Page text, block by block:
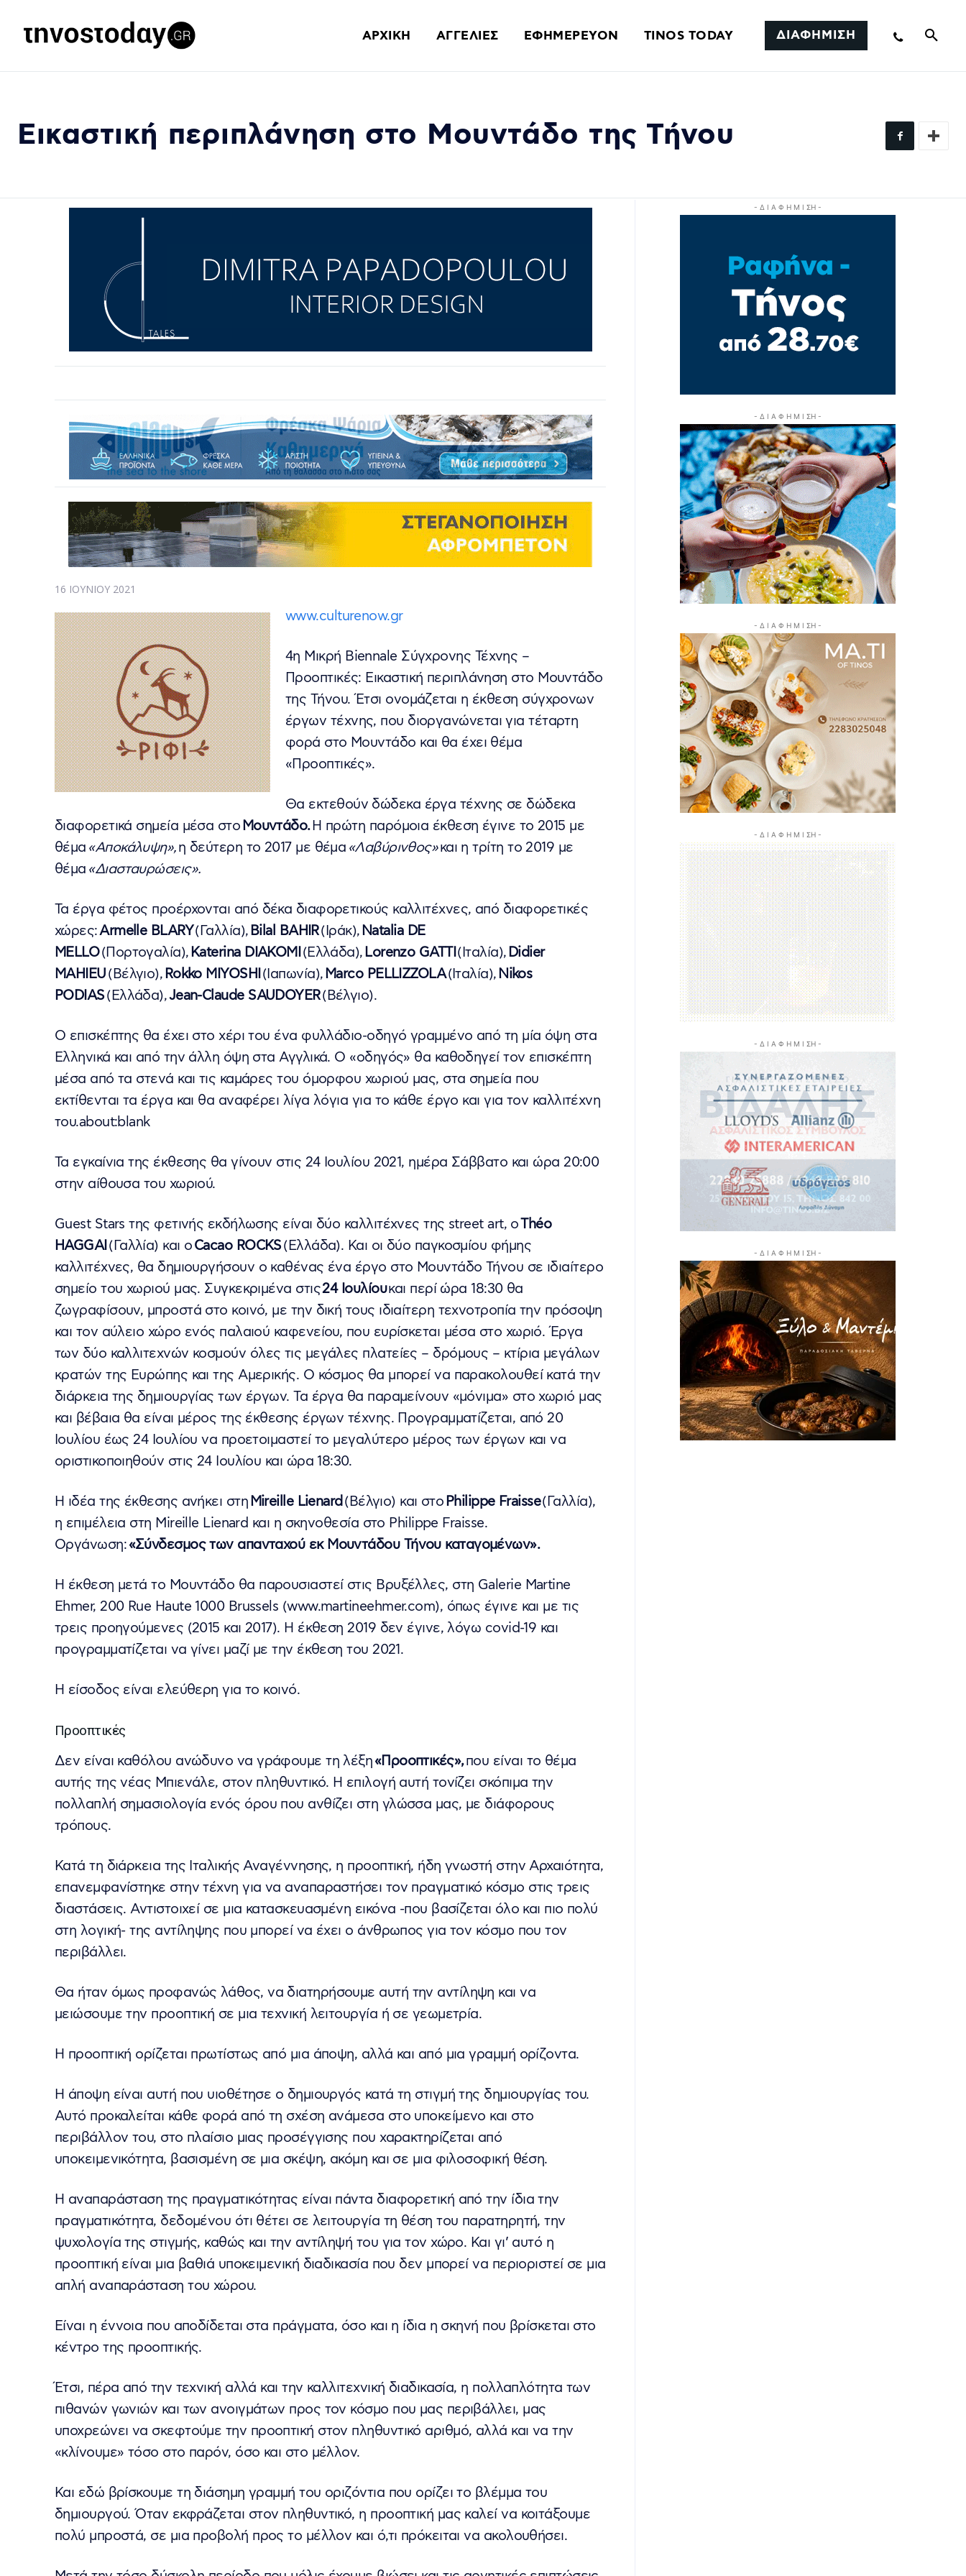
ΑΡΧΙΚΗ ΑΓΓΕΛΙΕΣ ΕΦΗΜΕΡΕΥΟΝ TINOS TODAY ΔΙΑΦΗΜΙΣΗ
Εικαστική περιπλάνηση στο Μουντάδο της Τήνου
16 ΙΟΥΝΊΟΥ 2021
www.culturenow.gr
4η Μικρή Biennale Σύγχρονης Τέχνης –
Προοπτικές: Εικαστική περιπλάνηση στο Μουντάδο
της Τήνου. Έτσι ονομάζεται η έκθεση σύγχρονων
έργων τέχνης, που διοργανώνεται για τέταρτη
φορά στο Μουντάδο και θα έχει θέμα
«Προοπτικές».
Θα εκτεθούν δώδεκα έργα τέχνης σε δώδεκα
διαφορετικά σημεία μέσα στοΜουντάδο.Η πρώτη παρόμοια έκθεση έγινε το 2015 με
θέμα «Αποκάλυψη»,η δεύτερη το 2017 με θέμα «Λαβύρινθος»και η τρίτη το 2019 με
θέμα «Διασταυρώσεις».
Τα έργα φέτος προέρχονται από δέκα διαφορετικούς καλλιτέχνες, από διαφορετικές
χώρες:Armelle BLARY(Γαλλία),Bilal BAHIR(Ιράκ),Natalia DE
MELLO(Πορτογαλία),Katerina DIAKOMI(Ελλάδα),Lorenzo GATTI(Ιταλία),Didier
MAHIEU(Βέλγιο),Rokko MIYOSHI(Ιαπωνία),Marco PELLIZZOLA(Ιταλία),Nikos
PODIAS(Ελλάδα),Jean-Claude SAUDOYER(Βέλγιο).
Ο επισκέπτης θα έχει στο χέρι του ένα φυλλάδιο-οδηγό γραμμένο από τη μία όψη στα
Ελληνικά και από την άλλη όψη στα Αγγλικά. Ο «οδηγός» θα καθοδηγεί τον επισκέπτη
μέσα από τα στενά και τις καμάρες του όμορφου χωριού μας, στα σημεία που
εκτίθενται τα έργα και θα αναφέρει λίγα λόγια για το κάθε έργο και για τον καλλιτέχνη
του.about:blank
Τα εγκαίνια της έκθεσης θα γίνουν στις 24 Ιουλίου 2021, ημέρα Σάββατο και ώρα 20:00
στην αίθουσα του χωριού.
Guest Stars της φετινής εκδήλωσης είναι δύο καλλιτέχνες της street art, οThéo
HAGGAI(Γαλλία) και οCacao ROCKS(Ελλάδα). Και οι δύο παγκοσμίου φήμης
καλλιτέχνες, θα δημιουργήσουν o καθένας ένα έργο στο Μουντάδο Τήνου σε ιδιαίτερο
σημείο του χωριού μας. Συγκεκριμένα στις24 Ιουλίουκαι περί ώρα 18:30 θα
ζωγραφίσουν, μπροστά στο κοινό, με την δική τους ιδιαίτερη τεχνοτροπία την πρόσοψη
και τον αύλειο χώρο ενός παλαιού καφενείου, που ευρίσκεται μέσα στο χωριό. Έργα
των δύο καλλιτεχνών κοσμούν όλες τις μεγάλες πλατείες – δρόμους – κτίρια μεγάλων
κρατών της Ευρώπης και της Αμερικής. Ο κόσμος θα μπορεί να παρακολουθεί κατά την
διάρκεια της δημιουργίας των έργων. Τα έργα θα παραμείνουν «μόνιμα» στο χωριό μας
και βέβαια θα είναι μέρος της έκθεσης έργων τέχνης. Προγραμματίζεται, από 20
Ιουλίου έως 24 Ιουλίου να προετοιμαστεί το μεγαλύτερο μέρος των έργων και να
οριστικοποιηθούν στις 24 Ιουλίου και ώρα 18:30.
Η ιδέα της έκθεσης ανήκει στηMireille Lienard(Βέλγιο) και στοPhilippe Fraisse(Γαλλία),
η επιμέλεια στη Mireille Lienard και η σκηνοθεσία στο Philippe Fraisse.
Οργάνωση:«Σύνδεσμος των απανταχού εκ Μουντάδου Τήνου καταγομένων».
Η έκθεση μετά το Μουντάδο θα παρουσιαστεί στις Βρυξέλλες, στη Galerie Martine
Ehmer, 200 Rue Haute 1000 Brussels (www.martineehmer.com), όπως έγινε και με τις
τρεις προηγούμενες (2015 και 2017). H έκθεση 2019 δεν έγινε, λόγω covid-19 και
προγραμματίζεται να γίνει μαζί με την έκθεση του 2021.
Η είσοδος είναι ελεύθερη για το κοινό.
Προοπτικές
Δεν είναι καθόλου ανώδυνο να γράφουμε τη λέξη«Προοπτικές»,που είναι το θέμα
αυτής της νέας Μπιενάλε, στον πληθυντικό. Η επιλογή αυτή τονίζει σκόπιμα την
πολλαπλή σημασιολογία ενός όρου που ανθίζει στη γλώσσα μας, με διάφορους
τρόπους.
Κατά τη διάρκεια της Ιταλικής Αναγέννησης, η προοπτική, ήδη γνωστή στην Αρχαιότητα,
επανεμφανίστηκε στην τέχνη για να αναπαραστήσει τον πραγματικό κόσμο στις τρεις
διαστάσεις. Αντιστοιχεί σε μια κατασκευασμένη εικόνα -που βασίζεται όλο και πιο πολύ
στη λογική- της αντίληψης που μπορεί να έχει ο άνθρωπος για τον κόσμο που τον
περιβάλλει.
Θα ήταν όμως προφανώς λάθος, να διατηρήσουμε αυτή την αντίληψη και να
μειώσουμε την προοπτική σε μια τεχνική λειτουργία ή σε γεωμετρία.
Η προοπτική ορίζεται πρωτίστως από μια άποψη, αλλά και από μια γραμμή ορίζοντα.
Η άποψη είναι αυτή που υιοθέτησε ο δημιουργός κατά τη στιγμή της δημιουργίας του.
Αυτό προκαλείται κάθε φορά από τη σχέση ανάμεσα στο υποκείμενο και στο
περιβάλλον του, στο πλαίσιο μιας προσέγγισης που χαρακτηρίζεται από
υποκειμενικότητα, βασισμένη σε μια σκέψη, ακόμη και σε μια φιλοσοφική θέση.
Η αναπαράσταση της πραγματικότητας είναι πάντα διαφορετική από την ίδια την
πραγματικότητα, δεδομένου ότι θέτει σε λειτουργία τη θέση του παρατηρητή, την
ψυχολογία της στιγμής, καθώς και την αντίληψή του για τον χώρο. Και γι’ αυτό η
προοπτική είναι μια βαθιά υποκειμενική διαδικασία που δεν μπορεί να περιοριστεί σε μια
απλή αναπαράσταση του χώρου.
Είναι η έννοια που αποδίδεται στα πράγματα, όσο και η ίδια η σκηνή που βρίσκεται στο
κέντρο της προοπτικής.
Έτσι, πέρα από την τεχνική αλλά και την καλλιτεχνική διαδικασία, η πολλαπλότητα των
πιθανών γωνιών και των ανοιγμάτων προς τον κόσμο που μας περιβάλλει, μας
υποχρεώνει να σκεφτούμε την προοπτική στον πληθυντικό αριθμό, αλλά και να την
«κλίνουμε» τόσο στο παρόν, όσο και στο μέλλον.
Και εδώ βρίσκουμε τη διάσημη γραμμή του οριζόντια που ορίζει το βλέμμα του
δημιουργού. Όταν εκφράζεται στον πληθυντικό, η προοπτική μας καλεί να κοιτάξουμε
πολύ μπροστά, σε μια προβολή προς το μέλλον και ό,τι πρόκειται να ακολουθήσει.
- Δ Ι Α Φ Η Μ Ι ΣΗ -
- Δ Ι Α Φ Η Μ Ι ΣΗ -
- Δ Ι Α Φ Η Μ Ι ΣΗ -
- Δ Ι Α Φ Η Μ Ι ΣΗ -
- Δ Ι Α Φ Η Μ Ι ΣΗ -
- Δ Ι Α Φ Η Μ Ι ΣΗ -